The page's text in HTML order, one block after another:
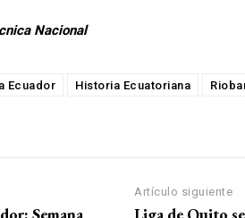
Nacional
Ecuador Historia Ecuatoriana
Artículo siguiente